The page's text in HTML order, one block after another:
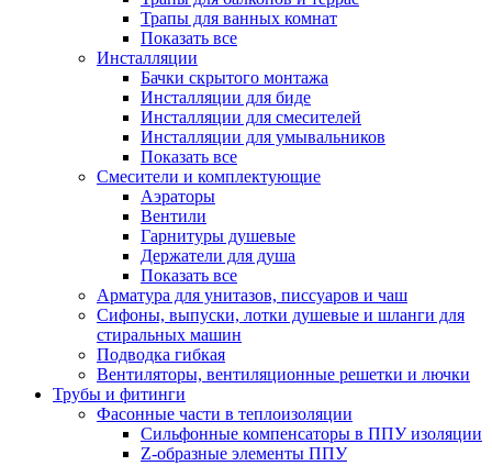
Трапы для ванных комнат
Показать все
Инсталляции
Бачки скрытого монтажа
Инсталляции для биде
Инсталляции для смесителей
Инсталляции для умывальников
Показать все
Смесители и комплектующие
Аэраторы
Вентили
Гарнитуры душевые
Держатели для душа
Показать все
Арматура для унитазов, писсуаров и чаш
Сифоны, выпуски, лотки душевые и шланги для
стиральных машин
Подводка гибкая
Вентиляторы, вентиляционные решетки и лючки
Трубы и фитинги
Фасонные части в теплоизоляции
Cильфонные компенсаторы в ППУ изоляции
Z-образные элементы ППУ